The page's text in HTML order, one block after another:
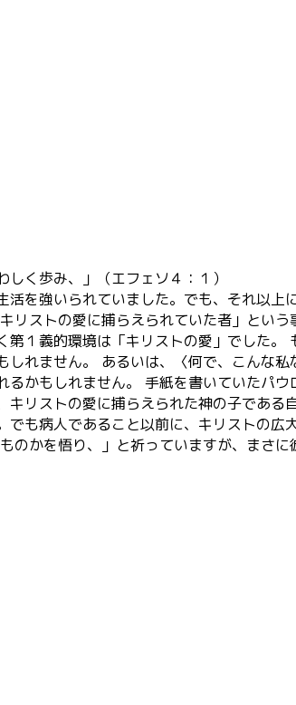
く歩み、」（エフェソ４：１）
を強いられていました。でも、それ以上
ストの愛に捕らえられていた者」とい
１義的環境は「キリストの愛」でした。
れません。 あるいは、〈何で、こんな
かもしれません。 手紙を書いていたパ
リストの愛に捕らえられた神の子である
も病人であること以前に、キリストの広
かを悟り、」と祈っていますが、まさ